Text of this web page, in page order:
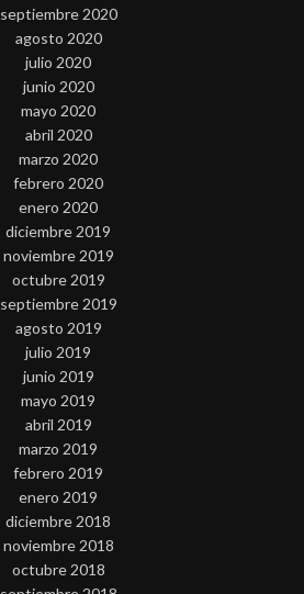
septiembre 2020
agosto 2020
julio 2020
junio 2020
mayo 2020
abril 2020
marzo 2020
febrero 2020
enero 2020
diciembre 2019
noviembre 2019
octubre 2019
septiembre 2019
agosto 2019
julio 2019
junio 2019
mayo 2019
abril 2019
marzo 2019
febrero 2019
enero 2019
diciembre 2018
noviembre 2018
octubre 2018